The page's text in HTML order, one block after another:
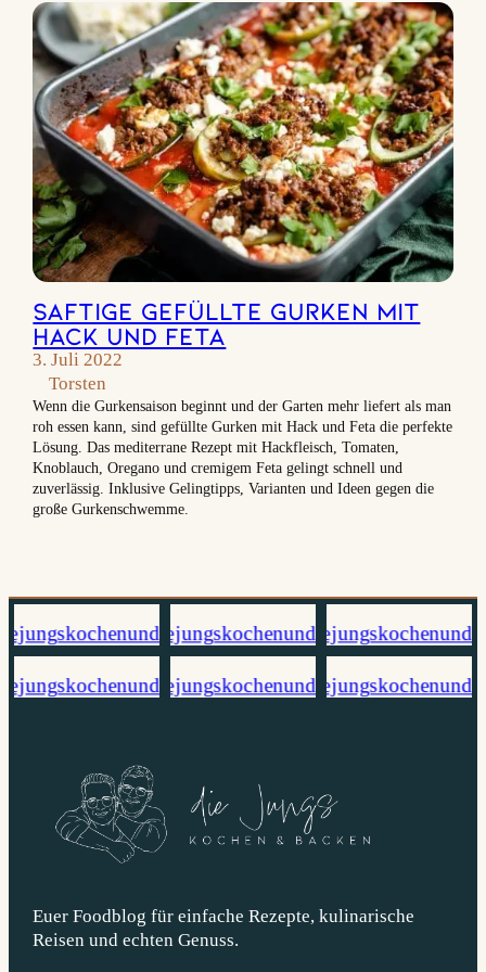
Saftige Gefüllte Gurken mit
Hack und Feta
3. Juli 2022
Torsten
Wenn die Gurkensaison beginnt und der Garten mehr liefert als man
roh essen kann, sind gefüllte Gurken mit Hack und Feta die perfekte
Lösung. Das mediterrane Rezept mit Hackfleisch, Tomaten,
Knoblauch, Oregano und cremigem Feta gelingt schnell und
zuverlässig. Inklusive Gelingtipps, Varianten und Ideen gegen die
große Gurkenschwemme.
Euer Foodblog für einfache Rezepte, kulinarische
Reisen und echten Genuss.